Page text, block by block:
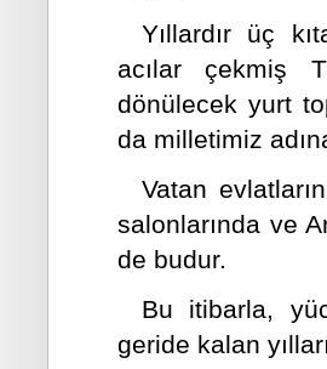
Yıllardır üç
acılar çekmiş
dönülecek yurt
da milletimiz
Vatan
salonlarında ve
de budur.
Bu itibarla,
geride kalan